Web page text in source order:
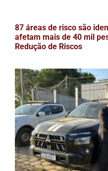
87 áreas de risco são
afetam mais de 40 mil
Redução de Riscos